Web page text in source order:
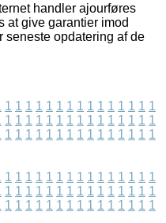
handler ajourføres
at give garantier imod
seneste opdatering af de
1 1 1 1 1 1 1 1 1 1 1 1 1 1 1
1 1 1 1 1 1 1 1 1 1 1 1 1 1 1
1 1 1 1 1 1 1 1 1 1 1 1 1 1 1
1 1 1 1 1 1 1 1 1 1 1 1 1 1 1
1 1 1 1 1 1 1 1 1 1 1 1 1 1 1
1 1 1 1 1 1 1 1 1 1 1 1 1 1 1